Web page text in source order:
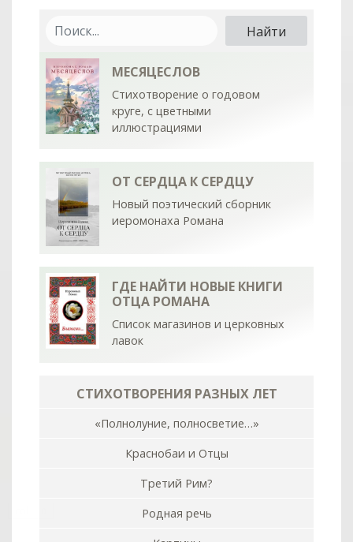
МЕСЯЦЕСЛОВ
Стихотворение о годовом
круге, с цветными
иллюстрациями
ОТ СЕРДЦА К СЕРДЦУ
Новый поэтический сборник
иеромонаха Романа
ГДЕ НАЙТИ НОВЫЕ КНИГИ
ОТЦА РОМАНА
Список магазинов и церковных
лавок
СТИХОТВОРЕНИЯ РАЗНЫХ ЛЕТ
«Полнолуние, полносветие…»
Краснобаи и Отцы
Третий Рим?
Родная речь